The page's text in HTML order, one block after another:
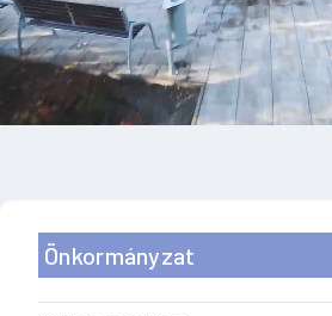
Önkormányzat